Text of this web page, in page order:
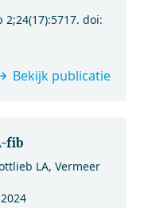
2;24(17):5717. doi:
Bekijk publicatie
fib
LA, Vermeer